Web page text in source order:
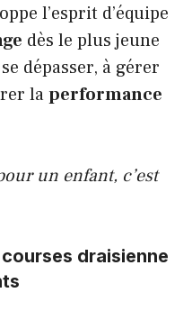
l’esprit d’équipe
dès le plus jeune
dépasser, à gérer
laperformance
un enfant, c’est
draisienne